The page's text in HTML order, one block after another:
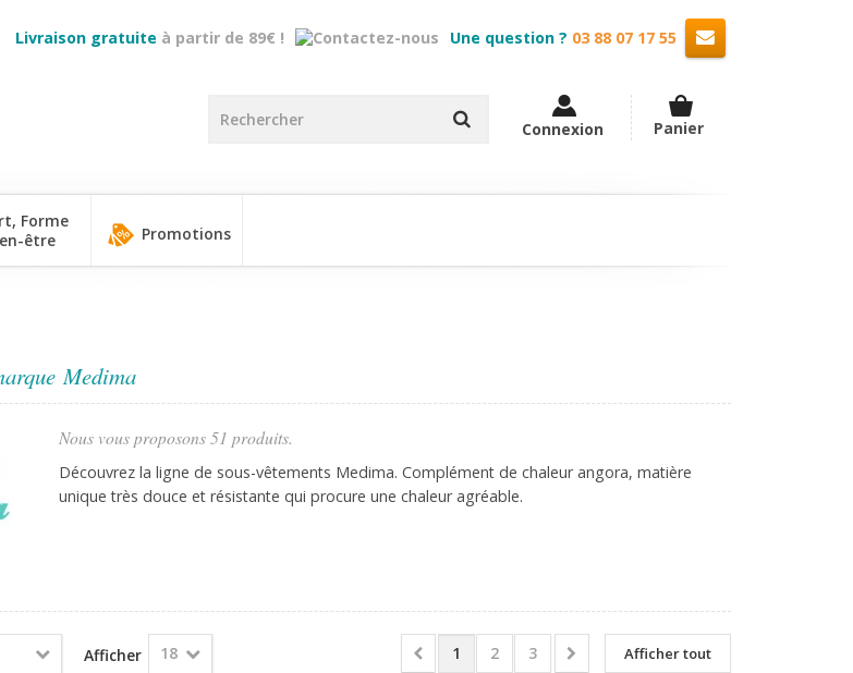
Livraison gratuite à partir de 89€ ! Une question ? 03 88 07 17 55
Panier
Connexion
Forme
être
Promotions
Medima
Nous vous proposons 51 produits.
Découvrez la ligne de sous-vêtements Medima. Complément de chaleur angora, matière
unique très douce et résistante qui procure une chaleur agréable.
Afficher 18 Afficher tout
1 2 3